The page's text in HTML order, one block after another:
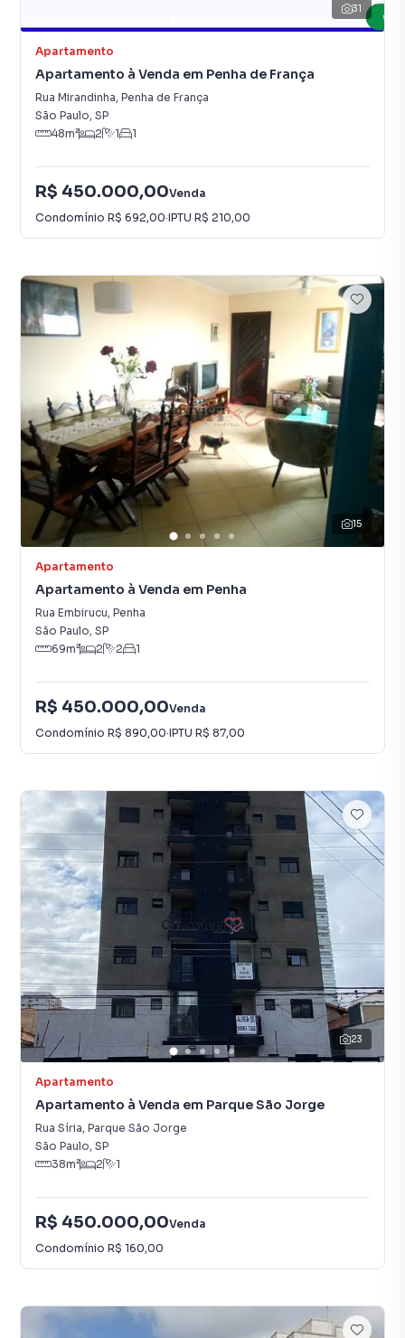
31
Apartamento
Apartamento à Venda em Penha de França
Rua Mirandinha, Penha de França
São Paulo, SP
48m² 2 1 1
R$ 450.000,00Venda
Condomínio R$ 692,00·IPTU R$ 210,00
15
Apartamento
Apartamento à Venda em Penha
Rua Embirucu, Penha
São Paulo, SP
69m² 2 2 1
R$ 450.000,00Venda
Condomínio R$ 890,00·IPTU R$ 87,00
23
Apartamento
Apartamento à Venda em Parque São Jorge
Rua Síria, Parque São Jorge
São Paulo, SP
38m² 2 1
R$ 450.000,00Venda
Condomínio R$ 160,00